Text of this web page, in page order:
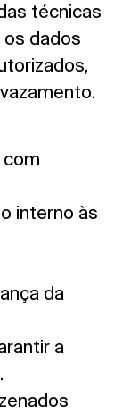
técnicas
dados
interno às
da
a